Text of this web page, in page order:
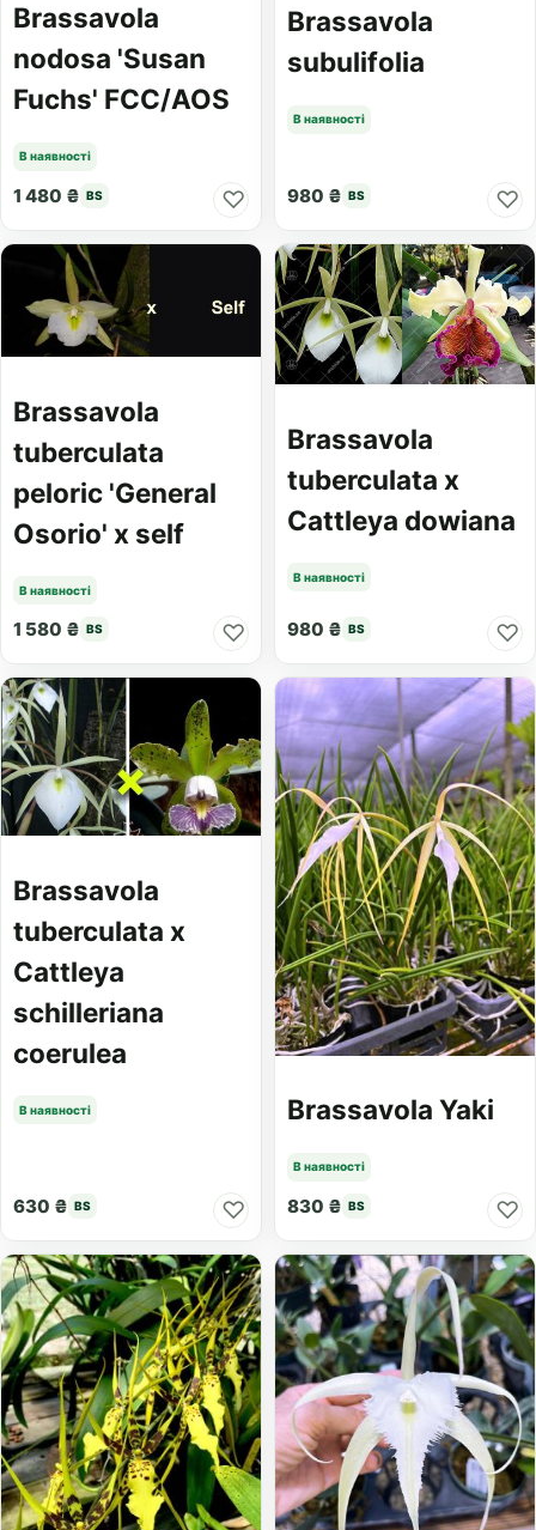
Brassavola
nodosa 'Susan
Fuchs' FCC/AOS
В наявності
1 480 ₴ BS ♡
Brassavola
subulifolia
В наявності
980 ₴ BS ♡
Brassavola
tuberculata
peloric 'General
Osorio' x self
В наявності
1 580 ₴ BS ♡
Brassavola
tuberculata x
Cattleya dowiana
В наявності
980 ₴ BS ♡
Brassavola
tuberculata x
Cattleya
schilleriana
coerulea
В наявності
630 ₴ BS ♡
Brassavola Yaki
В наявності
830 ₴ BS ♡